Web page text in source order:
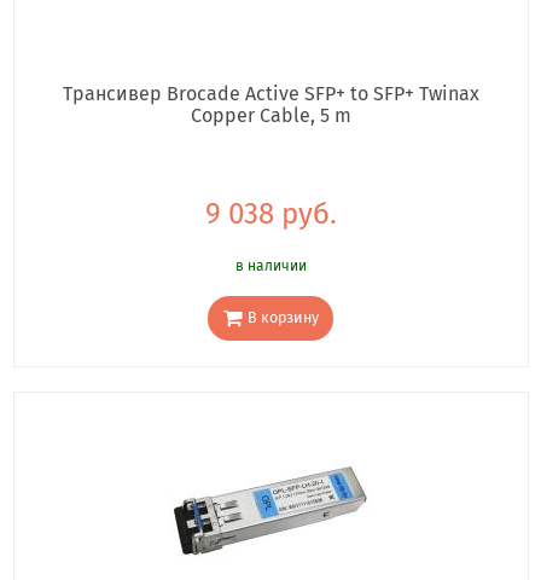
Трансивер Brocade Active SFP+ to SFP+ Twinax
Copper Cable, 5 m
9 038 руб.
в наличии
В корзину